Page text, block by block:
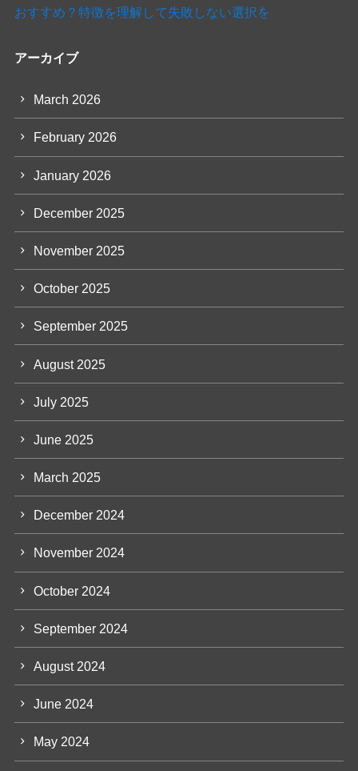
おすすめ？特徴を理解して失敗しない選択を
アーカイブ
March 2026
February 2026
January 2026
December 2025
November 2025
October 2025
September 2025
August 2025
July 2025
June 2025
March 2025
December 2024
November 2024
October 2024
September 2024
August 2024
June 2024
May 2024